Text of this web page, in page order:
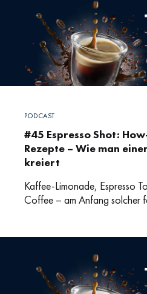
PODCAST
#45 Espresso Shot:
Rezepte – Wie man
kreiert
Kaffee-Limonade, Espresso
Coffee – am Anfang solcher